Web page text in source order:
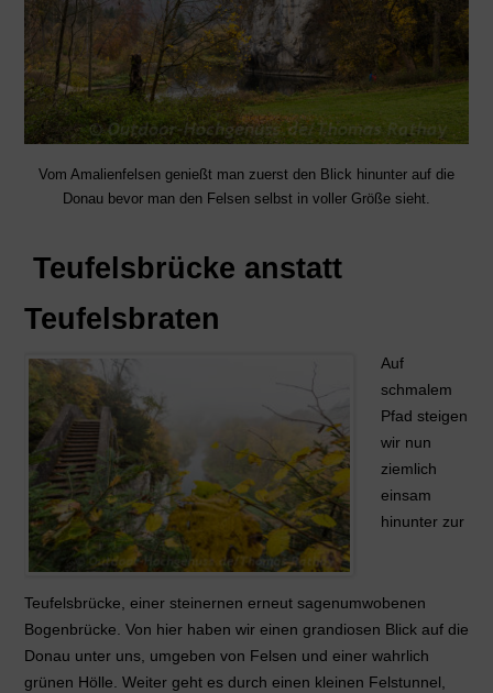
Vom Amalienfelsen genießt man zuerst den Blick hinunter auf die
Donau bevor man den Felsen selbst in voller Größe sieht.
Teufelsbrücke anstatt
Teufelsbraten
Auf
schmalem
Pfad steigen
wir nun
ziemlich
einsam
hinunter zur
Teufelsbrücke, einer steinernen erneut sagenumwobenen
Bogenbrücke. Von hier haben wir einen grandiosen Blick auf die
Donau unter uns, umgeben von Felsen und einer wahrlich
grünen Hölle. Weiter geht es durch einen kleinen Felstunnel,